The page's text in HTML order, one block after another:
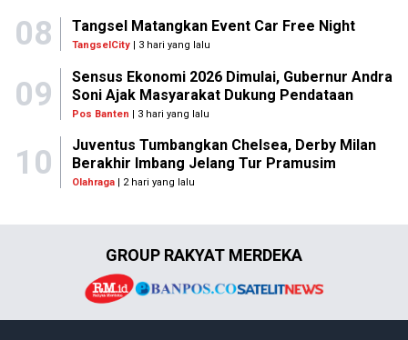
08 Tangsel Matangkan Event Car Free Night
TangselCity | 3 hari yang lalu
09
Sensus Ekonomi 2026 Dimulai, Gubernur Andra
Soni Ajak Masyarakat Dukung Pendataan
Pos Banten | 3 hari yang lalu
10
Juventus Tumbangkan Chelsea, Derby Milan
Berakhir Imbang Jelang Tur Pramusim
Olahraga| 2 hari yang lalu
GROUP RAKYAT MERDEKA